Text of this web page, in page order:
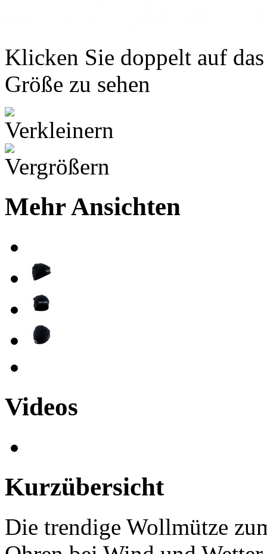
Klicken Sie doppelt auf
Größe zu sehen
Mehr Ansichten
Videos
Kurzübersicht
Die trendige Wollmütze